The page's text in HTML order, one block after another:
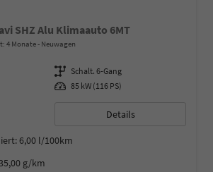
SHZ Alu Klimaauto 6MT
4 Monate Neuwagen
Getriebe Schalt. 6-Gang
Leistung 85 kW (116 PS)
Details
6,00 l/100km
g/km